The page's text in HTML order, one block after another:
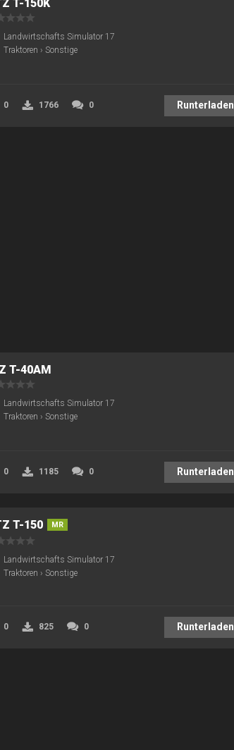
T-150K
Landwirtschafts Simulator 17
Traktoren › Sonstige
0 1766 0 Runterladen
T-40AM
Landwirtschafts Simulator 17
Traktoren › Sonstige
0 1185 0 Runterladen
T-150 MR
Landwirtschafts Simulator 17
Traktoren › Sonstige
0 825 0 Runterladen